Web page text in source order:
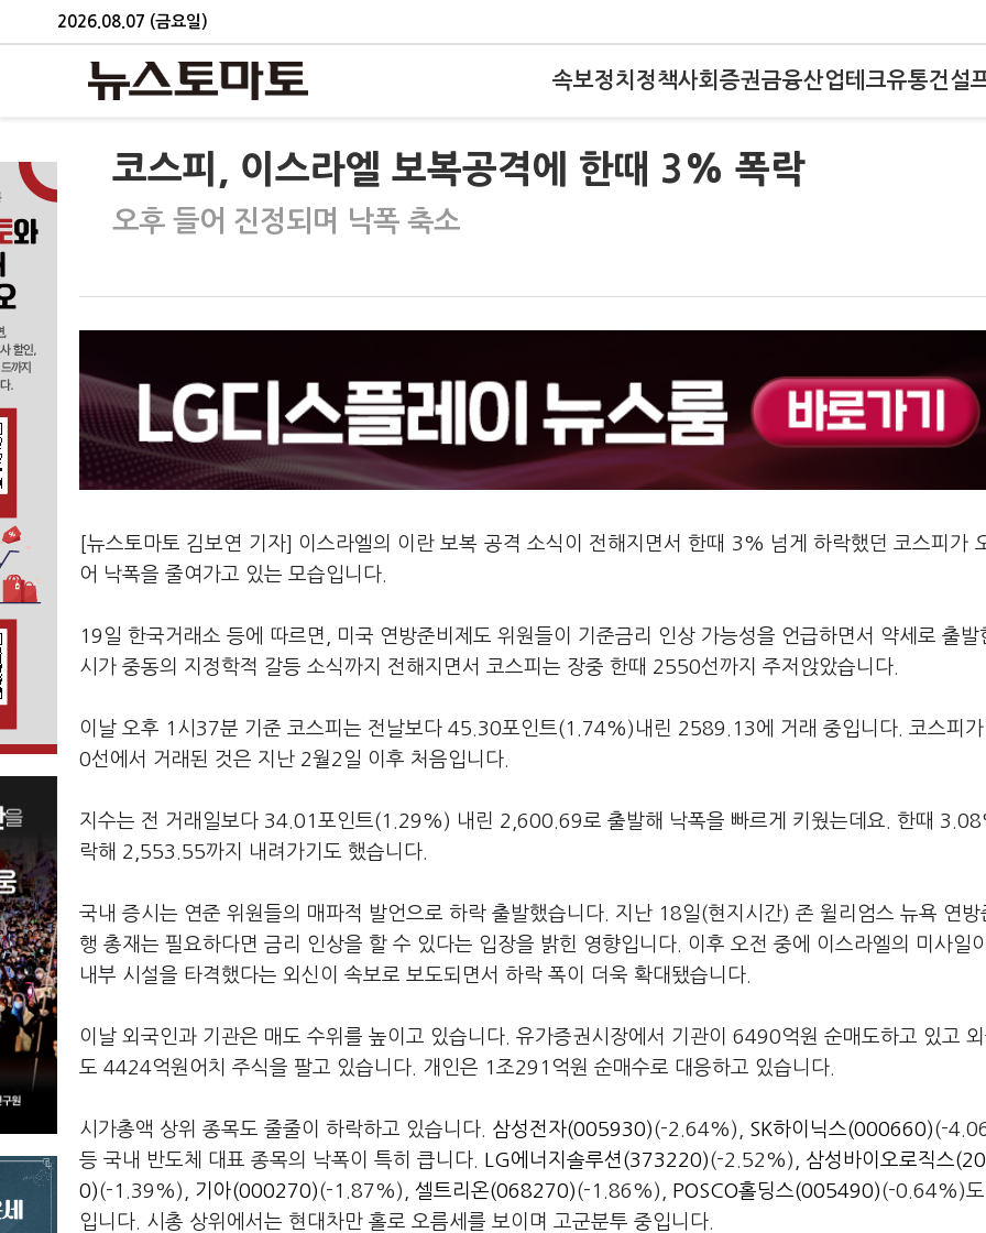
2026.08.07 (금요일)
속보정치 정책사회 증권금융산업테크유통건설
코스피, 이스라엘 보복공격에 한때 3% 폭락
오후 들어 진정되며 낙폭 축소
[뉴스토마토 김보연 기자] 이스라엘의 이란 보복 공격 소식이 전해지면서 한때 3% 넘게 하락했던 코스피가
어 낙폭을 줄여가고 있는 모습입니다.
19일 한국거래소 등에 따르면, 미국 연방준비제도 위원들이 기준금리 인상 가능성을 언급하면서 약세로 출발
시가 중동의 지정학적 갈등 소식까지 전해지면서 코스피는 장중 한때 2550선까지 주저앉았습니다.
이날 오후 1시37분 기준 코스피는 전날보다 45.30포인트(1.74%)내린 2589.13에 거래 중입니다. 코스피
0선에서 거래된 것은 지난 2월2일 이후 처음입니다.
지수는 전 거래일보다 34.01포인트(1.29%) 내린 2,600.69로 출발해 낙폭을 빠르게 키웠는데요. 한때
락해 2,553.55까지 내려가기도 했습니다.
국내 증시는 연준 위원들의 매파적 발언으로 하락 출발했습니다. 지난 18일(현지시간) 존 윌리엄스 뉴욕 연방
행 총재는 필요하다면 금리 인상을 할 수 있다는 입장을 밝힌 영향입니다. 이후 오전 중에 이스라엘의 미사일
내부 시설을 타격했다는 외신이 속보로 보도되면서 하락 폭이 더욱 확대됐습니다.
이날 외국인과 기관은 매도 수위를 높이고 있습니다. 유가증권시장에서 기관이 6490억원 순매도하고 있고
도 4424억원어치 주식을 팔고 있습니다. 개인은 1조291억원 순매수로 대응하고 있습니다.
시가총액 상위 종목도 줄줄이 하락하고 있습니다. 삼성전자(005930)(-2.64%), SK하이닉스(000660)(-
등 국내 반도체 대표 종목의 낙폭이 특히 큽니다.
LG에너지솔루션(373220)(-2.52%), 삼성바이오로직스
0)(-1.39%), 기아(000270)(-1.87%), 셀트리온(068270)(-1.86%), POSCO홀딩스(005490)(-0.64%)도
입니다. 시총 상위에서는 현대차만 홀로 오름세를 보이며 고군분투 중입니다.